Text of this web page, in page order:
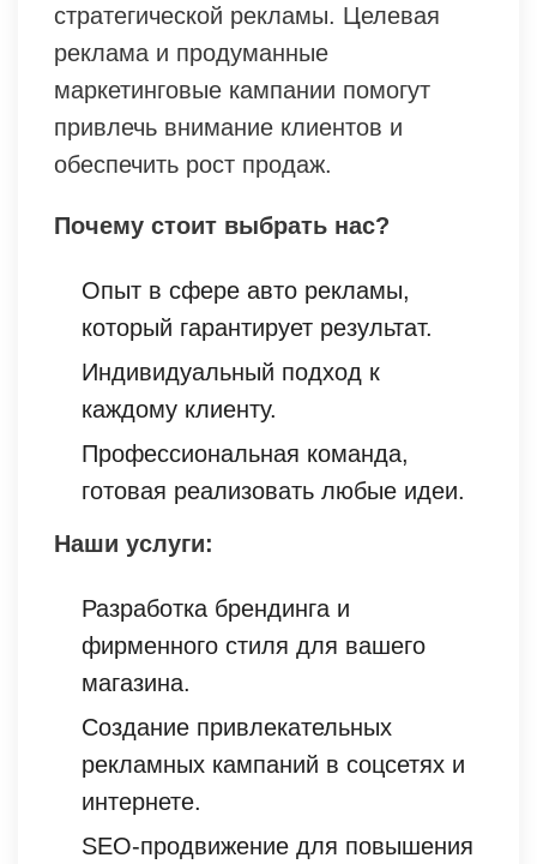
стратегической рекламы. Целевая
реклама и продуманные
маркетинговые кампании помогут
привлечь внимание клиентов и
обеспечить рост продаж.
Почему стоит выбрать нас?
Опыт в сфере авто рекламы,
который гарантирует результат.
Индивидуальный подход к
каждому клиенту.
Профессиональная команда,
готовая реализовать любые идеи.
Наши услуги:
Разработка брендинга и
фирменного стиля для вашего
магазина.
Создание привлекательных
рекламных кампаний в соцсетях и
интернете.
SEO-продвижение для повышения